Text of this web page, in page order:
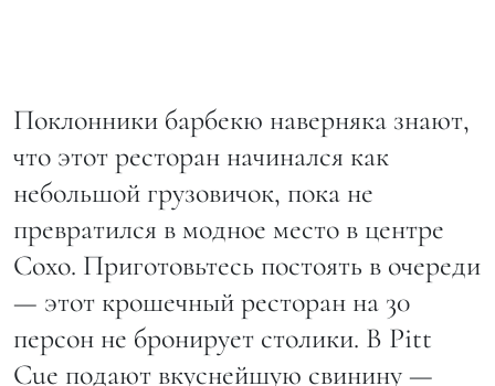
Поклонники барбекю наверняка знают,
что этот ресторан начинался как
небольшой грузовичок, пока не
превратился в модное место в центре
Сохо. Приготовьтесь постоять в очереди
— этот крошечный ресторан на 30
персон не бронирует столики. В Pitt
Cue подают вкуснейшую свинину —